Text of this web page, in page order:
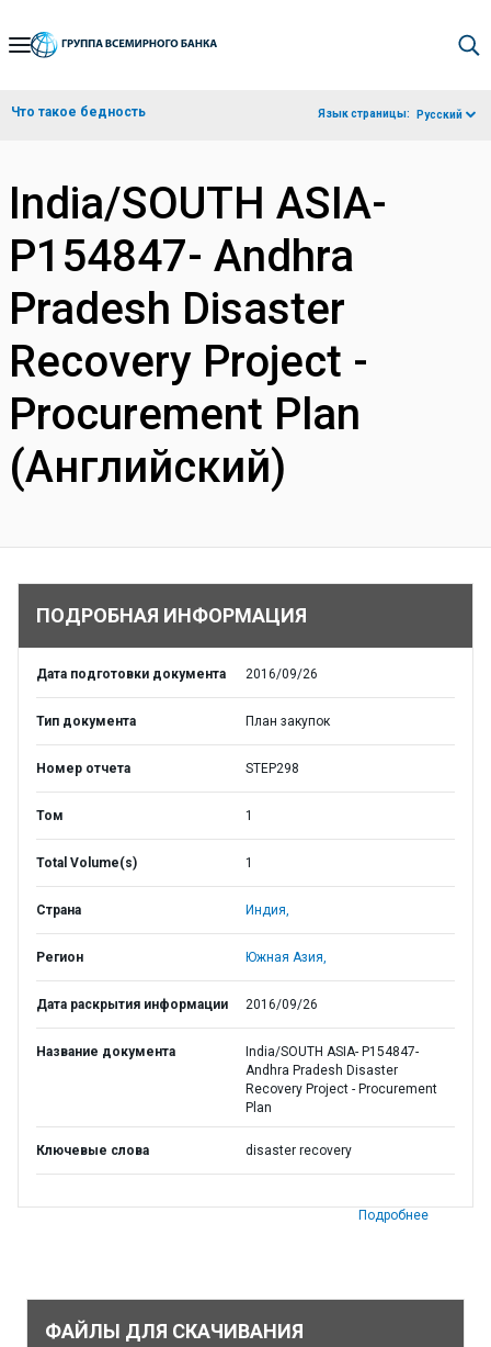
Skip
Navigation
Что такое бедность Язык страницы: Русский
India/SOUTH ASIA-
P154847- Andhra
Pradesh Disaster
Recovery Project -
Procurement Plan
(Английский)
ПОДРОБНАЯ ИНФОРМАЦИЯ
Дата подготовки документа 2016/09/26
Тип документа План закупок
Номер отчета STEP298
Том 1
Total Volume(s) 1
Страна Индия,
Регион Южная Азия,
Дата раскрытия информации 2016/09/26
Название документа
India/SOUTH ASIA- P154847-
Andhra Pradesh Disaster
Recovery Project - Procurement
Plan
Ключевые слова disaster recovery
Подробнее
ФАЙЛЫ ДЛЯ СКАЧИВАНИЯ